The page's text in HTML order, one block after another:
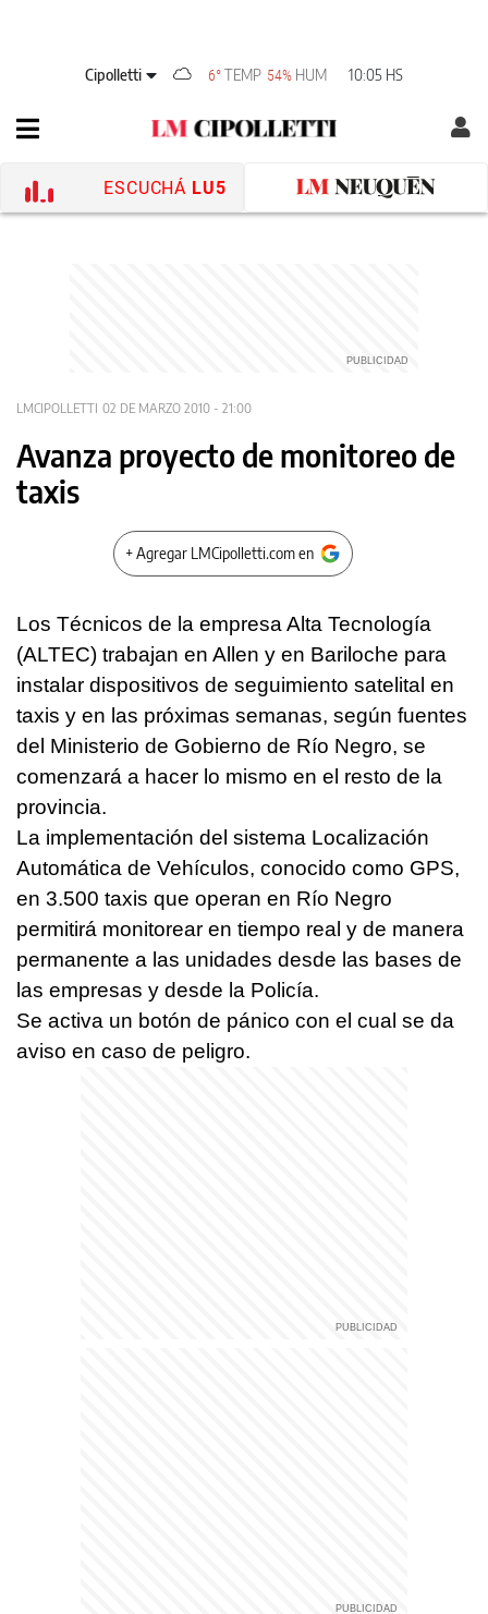
Cipolletti 6° TEMP 54% HUM 10:05 HS
ESCUCHÁ LU5
LMCIPOLLETTI 02 DE MARZO 2010 - 21:00
Avanza proyecto de monitoreo de
taxis
+ Agregar LMCipolletti.com en
Los Técnicos de la empresa Alta Tecnología
(ALTEC) trabajan en Allen y en Bariloche para
instalar dispositivos de seguimiento satelital en
taxis y en las próximas semanas, según fuentes
del Ministerio de Gobierno de Río Negro, se
comenzará a hacer lo mismo en el resto de la
provincia.
La implementación del sistema Localización
Automática de Vehículos, conocido como GPS,
en 3.500 taxis que operan en Río Negro
permitirá monitorear en tiempo real y de manera
permanente a las unidades desde las bases de
las empresas y desde la Policía.
Se activa un botón de pánico con el cual se da
aviso en caso de peligro.